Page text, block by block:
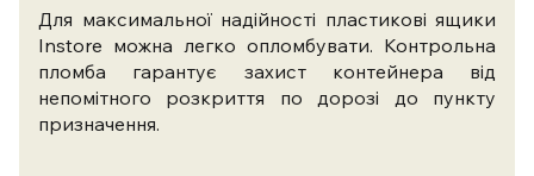
Для максимальної надійності пластикові ящики
Instore можна легко опломбувати. Контрольна
пломба гарантує захист контейнера від
непомітного розкриття по дорозі до пункту
призначення.